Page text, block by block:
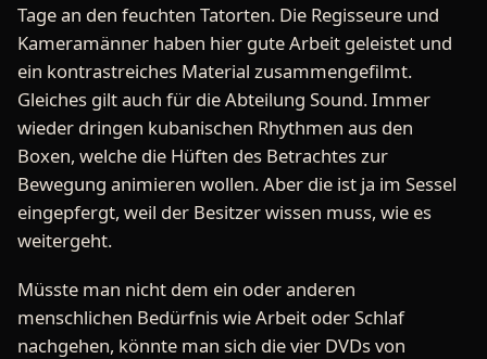
Tage an den feuchten Tatorten. Die Regisseure und
Kameramänner haben hier gute Arbeit geleistet und
ein kontrastreiches Material zusammengefilmt.
Gleiches gilt auch für die Abteilung Sound. Immer
wieder dringen kubanischen Rhythmen aus den
Boxen, welche die Hüften des Betrachtes zur
Bewegung animieren wollen. Aber die ist ja im Sessel
eingepfergt, weil der Besitzer wissen muss, wie es
weitergeht.
Müsste man nicht dem ein oder anderen
menschlichen Bedürfnis wie Arbeit oder Schlaf
nachgehen, könnte man sich die vier DVDs von